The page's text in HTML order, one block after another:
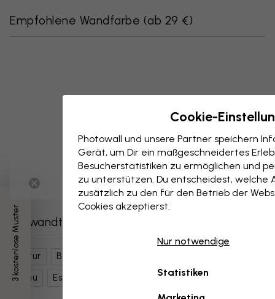
Empfohlene Wandfarbe (ab 29 €)
Verwandte Kategorien
Natur Bäume & Wälder
Grau
Esszimmer
3 kostenlose Muster
Cookie-
Photowall und unsere Partner speichern
Gerät, um Dir ein maßgeschneidertes
Besucherstatistiken zu ermöglichen und
zu unterstützen. Du entscheidest, welche
zusätzlich zu den für den Betrieb der
Cookies akzeptierst.
Nur notwendige
Statistiken